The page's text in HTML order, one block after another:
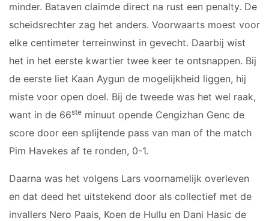
JO10-3
JO10-4 JM
JO10-5
JO10-6 JM
JO10-7
JO10-8JM
JO11-1
JO11-3JM
JO11-4 JM
JO12-1
JO12-2JM
JO12-3
minder. Bataven claimde direct na rust een penalty. De
scheidsrechter zag het anders. Voorwaarts moest voor
elke centimeter terreinwinst in gevecht. Daarbij wist
het in het eerste kwartier twee keer te ontsnappen. Bij
de eerste liet Kaan Aygun de mogelijkheid liggen, hij
miste voor open doel. Bij de tweede was het wel raak,
want in de 66ste minuut opende Cengizhan Genc de
score door een splijtende pass van man of the match
Pim Havekes af te ronden, 0-1.
Daarna was het volgens Lars voornamelijk overleven
en dat deed het uitstekend door als collectief met de
invallers Nero Paais, Koen de Hullu en Dani Hasic de